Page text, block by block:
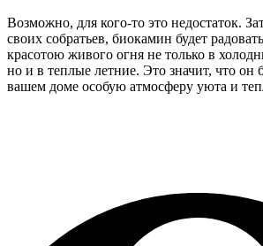
Возможно, для кого-то это недостаток.
своих собратьев, биокамин будет
красотою живого огня не только в
но и в теплые летние. Это значит, что он
вашем доме особую атмосферу уюта и